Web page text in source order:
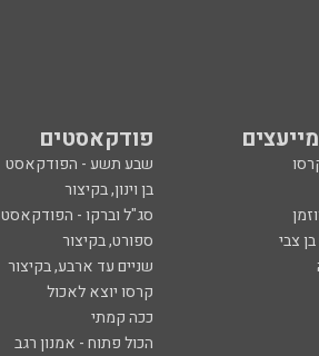
פודקאסטים
שבע תשע - הפודקאסט
בן וינון, בקיצור
סג"ל וברקו - הפודקאסט
צבי ספורט, בקיצור
שניים עד ארבע, בקיצור
קרסו יוצא לאכול
ככה קמתי
הכול פתוח - אמנון רגב